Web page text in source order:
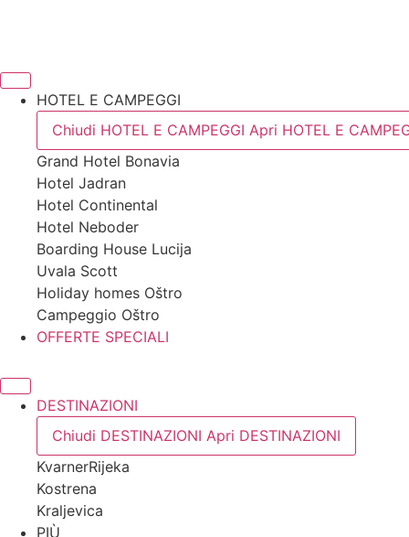
HOTEL E CAMPEGGI
Chiudi HOTEL E CAMPEGGI Apri HOTEL E
Grand Hotel Bonavia
Hotel Jadran
Hotel Continental
Hotel Neboder
Boarding House Lucija
Uvala Scott
Holiday homes Oštro
Campeggio Oštro
OFFERTE SPECIALI
DESTINAZIONI
Chiudi DESTINAZIONI Apri DESTINAZIONI
KvarnerRijeka
Kostrena
Kraljevica
PIÙ